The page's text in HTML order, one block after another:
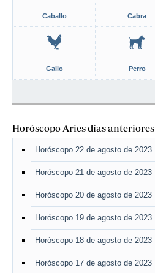
Caballo Cabra
Gallo Perro
Horóscopo Aries días anteriores
Horóscopo 22 de agosto de 2023
Horóscopo 21 de agosto de 2023
Horóscopo 20 de agosto de 2023
Horóscopo 19 de agosto de 2023
Horóscopo 18 de agosto de 2023
Horóscopo 17 de agosto de 2023